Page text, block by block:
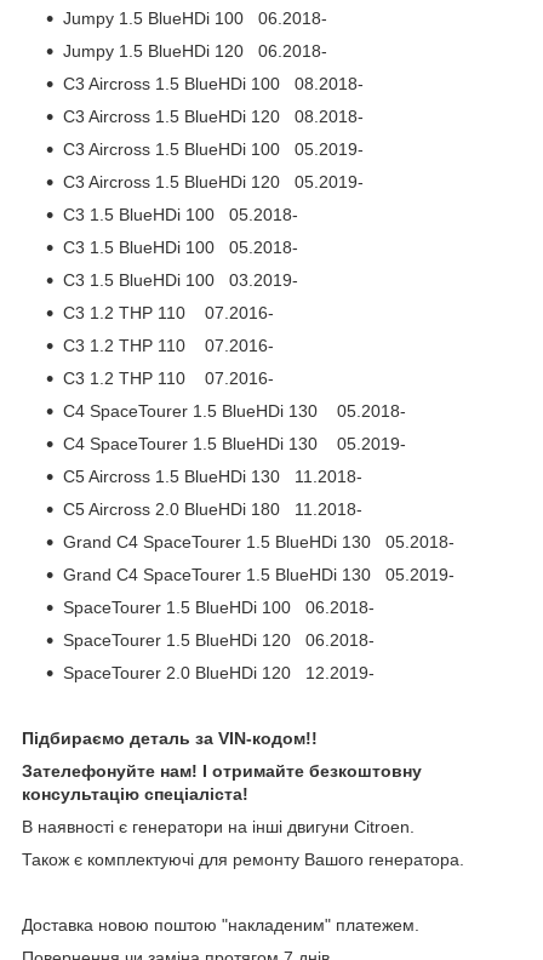
Jumpy 1.5 BlueHDi 100 06.2018-
Jumpy 1.5 BlueHDi 120 06.2018-
C3 Aircross 1.5 BlueHDi 100 08.2018-
C3 Aircross 1.5 BlueHDi 120 08.2018-
C3 Aircross 1.5 BlueHDi 100 05.2019-
C3 Aircross 1.5 BlueHDi 120 05.2019-
C3 1.5 BlueHDi 100 05.2018-
C3 1.5 BlueHDi 100 05.2018-
C3 1.5 BlueHDi 100 03.2019-
C3 1.2 THP 110 07.2016-
C3 1.2 THP 110 07.2016-
C3 1.2 THP 110 07.2016-
C4 SpaceTourer 1.5 BlueHDi 130 05.2018-
C4 SpaceTourer 1.5 BlueHDi 130 05.2019-
C5 Aircross 1.5 BlueHDi 130 11.2018-
C5 Aircross 2.0 BlueHDi 180 11.2018-
Grand C4 SpaceTourer 1.5 BlueHDi 130 05.2018-
Grand C4 SpaceTourer 1.5 BlueHDi 130 05.2019-
SpaceTourer 1.5 BlueHDi 100 06.2018-
SpaceTourer 1.5 BlueHDi 120 06.2018-
SpaceTourer 2.0 BlueHDi 120 12.2019-
Підбираємо деталь за VIN-кодом!!
Зателефонуйте нам! І отримайте безкоштовну
консультацію спеціаліста!
В наявності є генератори на інші двигуни Citroen.
Також є комплектуючі для ремонту Вашого генератора.
Доставка новою поштою "накладеним" платежем.